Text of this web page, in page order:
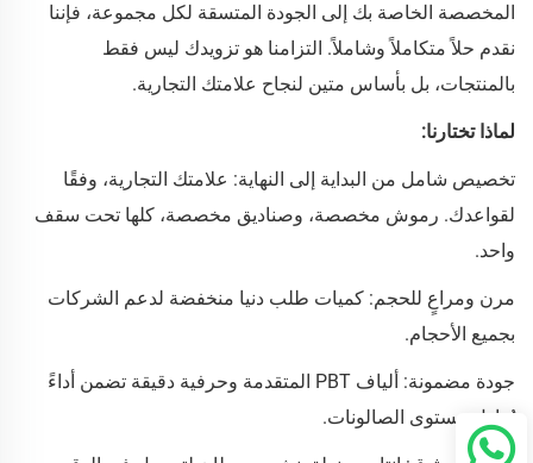
المخصصة الخاصة بك إلى الجودة المتسقة لكل مجموعة، فإننا
نقدم حلاً متكاملاً وشاملاً. التزامنا هو تزويدك ليس فقط
بالمنتجات، بل بأساس متين لنجاح علامتك التجارية.
لماذا تختارنا:
تخصيص شامل من البداية إلى النهاية: علامتك التجارية، وفقًا
لقواعدك. رموش مخصصة، وصناديق مخصصة، كلها تحت سقف
واحد.
مرن ومراعٍ للحجم: كميات طلب دنيا منخفضة لدعم الشركات
بجميع الأحجام.
جودة مضمونة: ألياف PBT المتقدمة وحرفية دقيقة تضمن أداءً
يُعادل مستوى الصالونات.